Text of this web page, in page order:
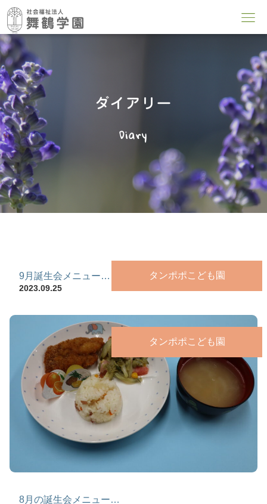
ダイアリー
Diary
タンポポこども園
9月誕生会メニュー…
2023.09.25
タンポポこども園
8月の誕生会メニュー…